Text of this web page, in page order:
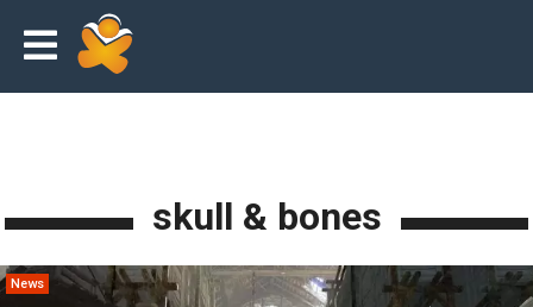
skull & bones
News